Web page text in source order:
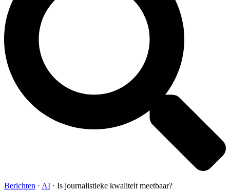
Berichten · AI · Is journalistieke kwaliteit meetbaar?